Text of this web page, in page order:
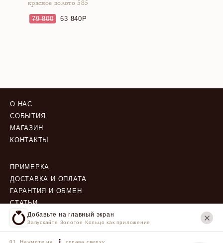
Добавьте на главный экран
Запускайте Золотое Кольцо как приложение
Нажмите на справа сверху
красное золото 585
79 800 63 840
О НАС
СОБЫТИЯ
МАГАЗИН
КОНТАКТЫ
ПРИМЕРКА
ДОСТАВКА И ОПЛАТА
ГАРАНТИЯ И ОБМЕН
СТАТЬИ
ПОЛИТИКА КОНФИДЕНЦИАЛЬНОСТИ